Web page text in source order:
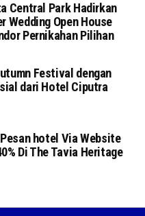
Central Park Hadirkan
Wedding Open House
Pernikahan Pilihan
Festival dengan
dari Hotel Ciputra
hotel Via Website
Di The Tavia Heritage